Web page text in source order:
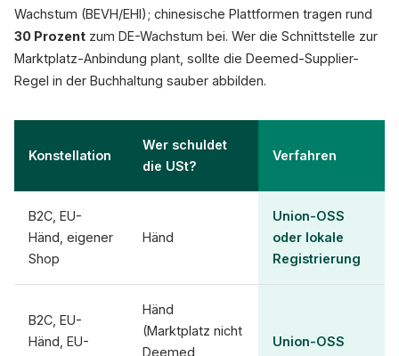
Wachstum (BEVH/EHI); chinesische Plattformen tragen rund
30 Prozent zum DE-Wachstum bei. Wer die Schnittstelle zur
Marktplatz-Anbindung plant, sollte die Deemed-Supplier-
Regel in der Buchhaltung sauber abbilden.
Konstellation
Wer schuldet
die USt?
Verfahren
B2C, EU-
Händ, eigener
Shop
Händ
Union-OSS
oder lokale
Registrierung
B2C, EU-
Händ, EU-
Händ
(Marktplatz nicht
Deemed
Union-OSS